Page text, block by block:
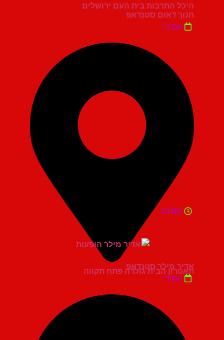
היכל התרבות בית העם ירושלים
חנוך דאום סטנדאפ
יום ד'
תאטרון הבית גולדה פתח תקווה
21:00
אדיר מילר סטנדאפ
יום ד'